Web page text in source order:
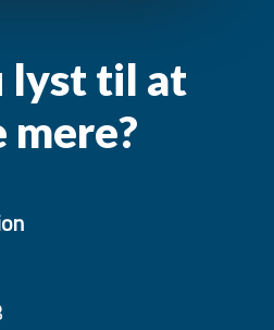
lyst til at
mere?